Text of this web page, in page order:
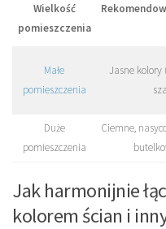
Wielkość
pomieszczenia
Małe
pomieszczenia
Jasne kolory
Duże
pomieszczenia
Ciemne,
Jak harmonijnie
kolorem ścian i